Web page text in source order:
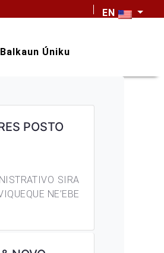
EN
Balkaun Úniku
POSTO
SIRA
NE’EBE